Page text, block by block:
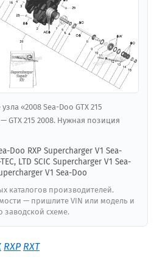
«2008 Sea-Doo GTX 215
GTX 215 2008. Нужная позиция
Doo RXP Supercharger V1 Sea-
LTD SCIC Supercharger V1 Sea-
V1 Sea-Doo
каталогов производителей.
— пришлите VIN или модель и
заводской схеме.
RXP RXT